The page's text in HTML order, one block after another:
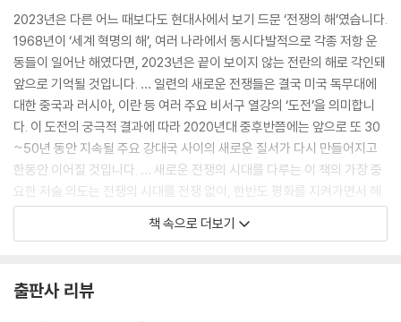
“전체주의적 집단”들의 전성기, 새로운 비전을 제시하라
균세로의 귀환은 기회인가
신자유주의는 어떻게 서구 패권을 종식시켰나
‘한반도 평화’를 중심에 둔 한·러 관계를 위한 제안
2023년은 다른 어느 때보다도 현대사에서 보기 드문 ‘전쟁의 해’였습니다.
1968년이 ‘세계 혁명의 해’, 여러 나라에서 동시다발적으로 각종 저항 운
동들이 일어난 해였다면, 2023년은 끝이 보이지 않는 전란의 해로 각인돼
앞으로 기억될 것입니다. … 일련의 새로운 전쟁들은 결국 미국 독무대에
대한 중국과 러시아, 이란 등 여러 주요 비서구 열강의 ‘도전’을 의미합니
다. 이 도전의 궁극적 결과에 따라 2020년대 중후반쯤에는 앞으로 또 30
~50년 동안 지속될 주요 강대국 사이의 새로운 질서가 다시 만들어지고
한동안 이어질 것입니다. … 새로운 전쟁의 시대를 다루는 이 책의 가장 중
요한 저술 의도는 전쟁의 시대를 전쟁 없이, 한반도 평화를 지켜가면서 헤
쳐나갈 수 있는 방법에 대한 저자의 고민을 공유하는 데에 있습니다.
손아래에 있는 구소련 권역과 동유럽, 중국 패권이 확실한 동아시아, 인도
책 속으로 더보기
출판사 리뷰